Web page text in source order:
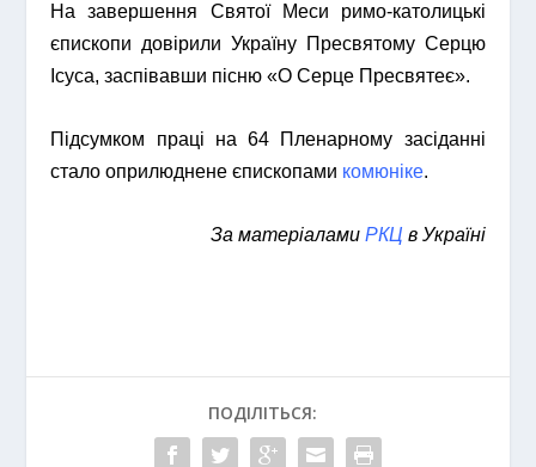
На завершення Святої Меси римо-католицькі
єпископи довірили Україну Пресвятому Серцю
Ісуса, заспівавши пісню «О Серце Пресвятеє».
Підсумком праці на 64 Пленарному засіданні
стало оприлюднене єпископами комюніке.
За матеріалами РКЦ в Україні
ПОДІЛІТЬСЯ: